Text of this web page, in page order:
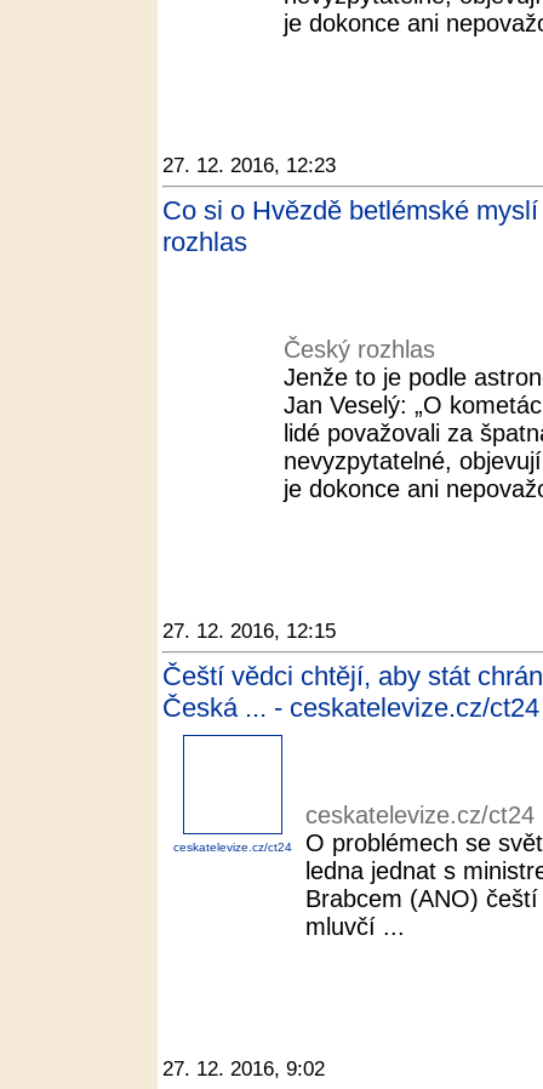
je dokonce ani
27. 12. 2016, 12:23
Co si o Hvězdě betlémské
rozhlas
Český rozhlas
Jenže to je podle
Jan Veselý: „O
lidé považovali za
nevyzpytatelné,
je dokonce ani
27. 12. 2016, 12:15
Čeští vědci chtějí, aby stát
Česká ... - ceskatelevize.cz/ct24
ceskatelevize.cz/ct24
ceskatelevize.cz/ct24
O problémech se
ledna jednat s
Brabcem (ANO)
mluvčí ...
27. 12. 2016, 9:02